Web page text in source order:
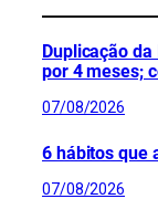
Duplicação
por 4 meses;
07/08/2026
6 hábitos que
07/08/2026